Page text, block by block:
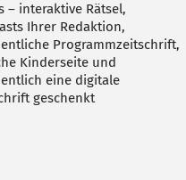
– interaktive Rätsel,
Ihrer Redaktion,
Programmzeitschrift,
Kinderseite und
eine digitale
geschenkt